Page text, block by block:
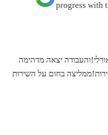
progress with
יצאה מדהימה
בחום על השירות